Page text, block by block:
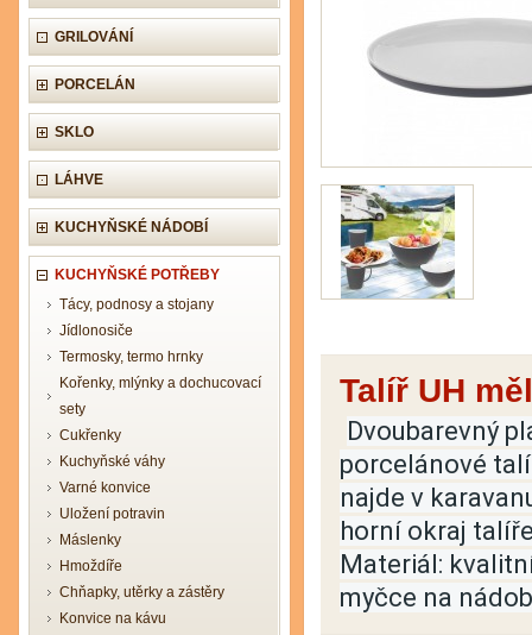
GRILOVÁNÍ
PORCELÁN
SKLO
LÁHVE
KUCHYŇSKÉ NÁDOBÍ
KUCHYŇSKÉ POTŘEBY
Tácy, podnosy a stojany
Jídlonosiče
Termosky, termo hrnky
Kořenky, mlýnky a dochucovací
sety
Cukřenky
Kuchyňské váhy
Varné konvice
Uložení potravin
Máslenky
Hmoždíře
Chňapky, utěrky a zástěry
Konvice na kávu
Talíř UH
Dvoubarevný
porcelánové
najde v
horní okraj
Materiál:
myčce na